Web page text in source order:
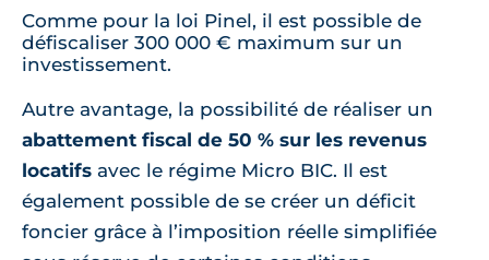
Comme pour la loi Pinel, il est possible de
défiscaliser 300 000 € maximum sur un
investissement.
Autre avantage, la possibilité de réaliser un
abattement fiscal de 50 % sur les revenus
locatifs avec le régime Micro BIC. Il est
également possible de se créer un déficit
foncier grâce à l’imposition réelle simplifiée